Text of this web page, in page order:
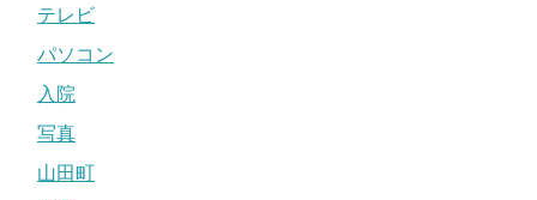
テレビ
パソコン
入院
写真
山田町